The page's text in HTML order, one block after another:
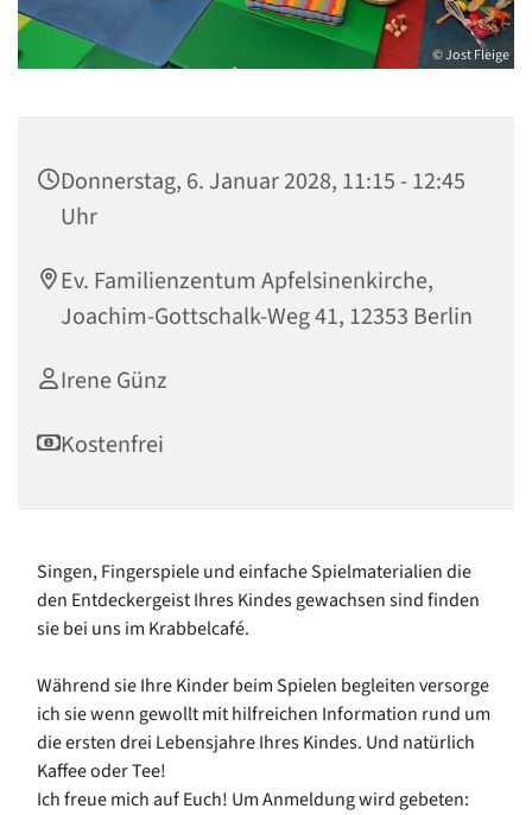
© Jost Fleige
Donnerstag, 6. Januar 2028, 11:15 - 12:45
Uhr
Ev. Familienzentum Apfelsinenkirche,
Joachim-Gottschalk-Weg 41, 12353 Berlin
Irene Günz
Kostenfrei
Singen, Fingerspiele und einfache Spielmaterialien die
den Entdeckergeist Ihres Kindes gewachsen sind finden
sie bei uns im Krabbelcafé.
Während sie Ihre Kinder beim Spielen begleiten versorge
ich sie wenn gewollt mit hilfreichen Information rund um
die ersten drei Lebensjahre Ihres Kindes. Und natürlich
Kaffee oder Tee!
Ich freue mich auf Euch! Um Anmeldung wird gebeten: